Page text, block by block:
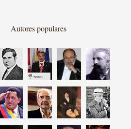
Autores populares